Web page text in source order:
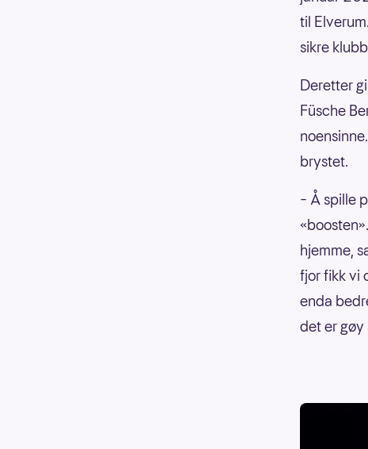
til
sikre
Deretter
Füsche
brystet.
– Å spille
hjemme,
fjor fikk vi
enda
det er